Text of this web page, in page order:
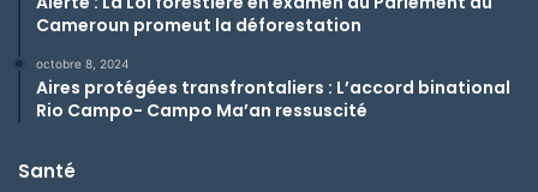
Cameroun promeut la déforestation
octobre 8, 2024
Aires protégées transfrontaliers : L’accord binational
Rio Campo- Campo Ma’an ressuscité
Santé